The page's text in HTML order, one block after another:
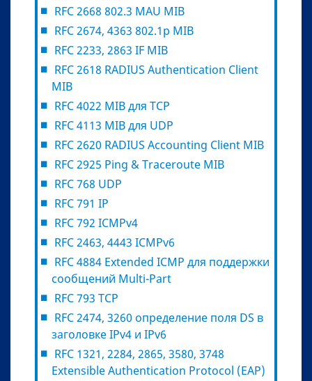
RFC 2668 802.3 MAU MIB
RFC 2674, 4363 802.1p MIB
RFC 2233, 2863 IF MIB
RFC 2618 RADIUS Authentication Client
MIB
RFC 4022 MIB для TCP
RFC 4113 MIB для UDP
RFC 2620 RADIUS Accounting Client MIB
RFC 2925 Ping & Traceroute MIB
RFC 768 UDP
RFC 791 IP
RFC 792 ICMPv4
RFC 2463, 4443 ICMPv6
RFC 4884 Extended ICMP для поддержки
сообщений Multi-Part
RFC 793 TCP
RFC 2474, 3260 определение поля DS в
заголовке IPv4 и IPv6
RFC 1321, 2284, 2865, 3580, 3748
Extensible Authentication Protocol (EAP)